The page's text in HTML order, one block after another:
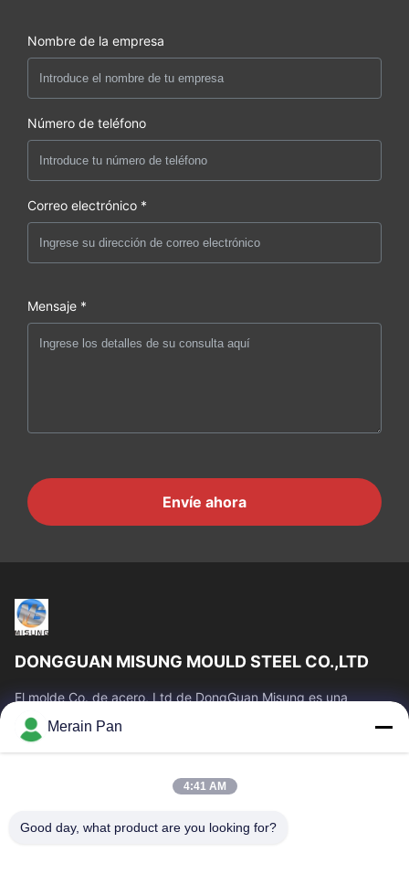
Nombre de la empresa
Número de teléfono
Correo electrónico *
Mensaje *
Envíe ahora
DONGGUAN MISUNG MOULD STEEL CO.,LTD
El molde Co. de acero, Ltd de DongGuan Misung es una
compañía principal del plástico de la fuente muere el acero de
acero, caliente del trabajo,...
Enlaces Rápidos
Productos
VR Show
Sobre Nosotros
Merain Pan
4:41 AM
Good day, what product are you looking for?